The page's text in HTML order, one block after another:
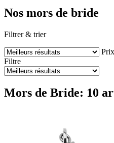
Nos mors de bride
Filtrer & trier
Prix
Filtre
Mors de Bride: 10